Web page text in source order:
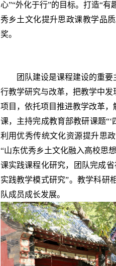
心”“外化于行”的目标。打造“有
秀乡土文化提升思政课教学品
奖。
团队建设是课程建设的重
行教学研究与改革，把教学中
项目，依托项目推进教学改革
课，主持完成教育部教研课题
利用优秀传统文化资源提升思
“山东优秀乡土文化融入高校思
课实践课程化研究，团队完成
实践教学模式研究”。教学科研
队成员成长发展。